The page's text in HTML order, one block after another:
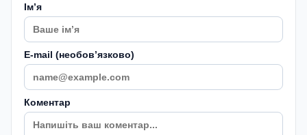
Імʼя
E-mail (необовʼязково)
Коментар